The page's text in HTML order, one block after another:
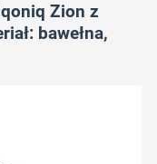
Zion z
bawełna,